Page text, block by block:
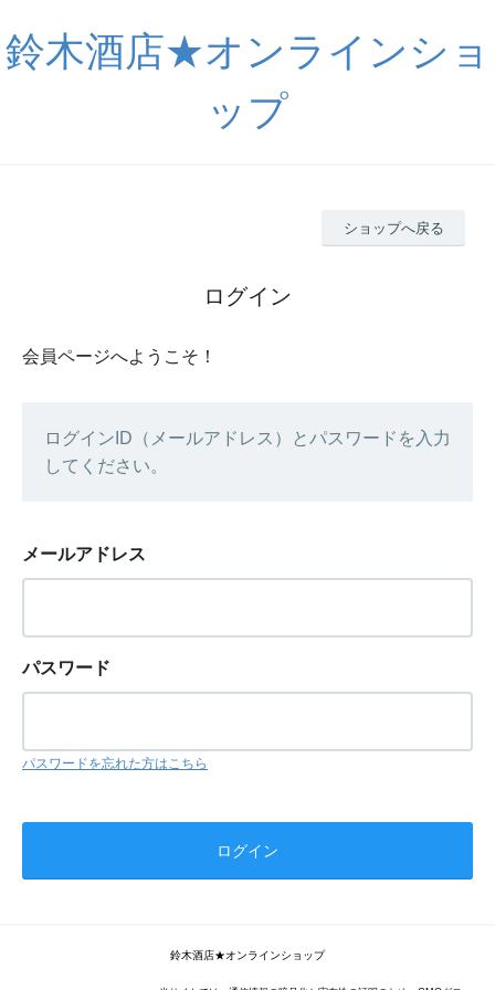
鈴木酒店★オンラインショ
ップ
ショップへ戻る
ログイン
会員ページへようこそ！
ログインID（メールアドレス）とパスワードを入力
してください。
メールアドレス
パスワード
パスワードを忘れた方はこちら
鈴木酒店★オンラインショップ